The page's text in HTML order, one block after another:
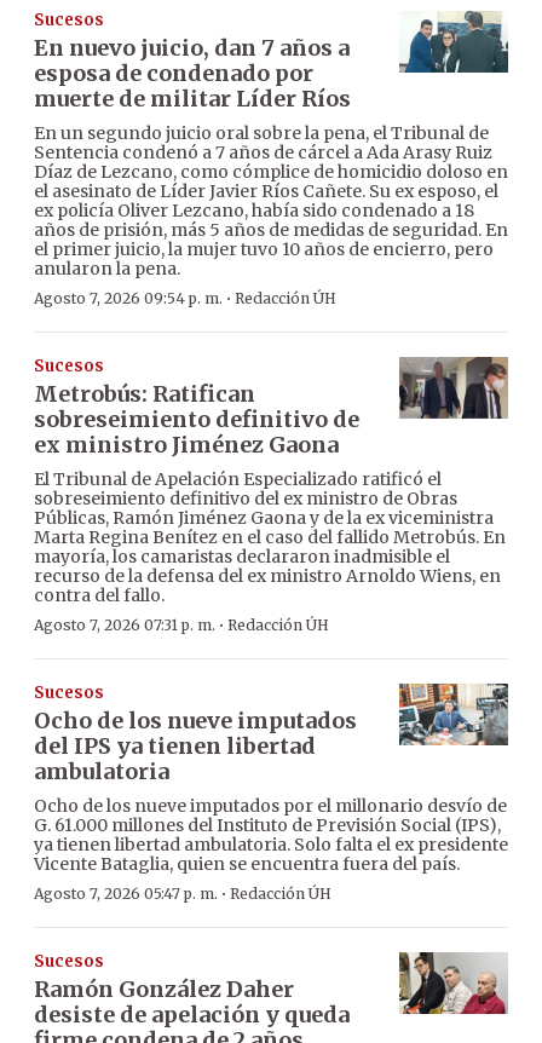
Sucesos
En nuevo juicio, dan 7 años a
esposa de condenado por
muerte de militar Líder Ríos
En un segundo juicio oral sobre la pena, el Tribunal de
Sentencia condenó a 7 años de cárcel a Ada Arasy Ruiz
Díaz de Lezcano, como cómplice de homicidio doloso en
el asesinato de Líder Javier Ríos Cañete. Su ex esposo, el
ex policía Oliver Lezcano, había sido condenado a 18
años de prisión, más 5 años de medidas de seguridad. En
el primer juicio, la mujer tuvo 10 años de encierro, pero
anularon la pena.
Agosto 7, 2026 09:54 p. m. · Redacción ÚH
Sucesos
Metrobús: Ratifican
sobreseimiento definitivo de
ex ministro Jiménez Gaona
El Tribunal de Apelación Especializado ratificó el
sobreseimiento definitivo del ex ministro de Obras
Públicas, Ramón Jiménez Gaona y de la ex viceministra
Marta Regina Benítez en el caso del fallido Metrobús. En
mayoría, los camaristas declararon inadmisible el
recurso de la defensa del ex ministro Arnoldo Wiens, en
contra del fallo.
Agosto 7, 2026 07:31 p. m. · Redacción ÚH
Sucesos
Ocho de los nueve imputados
del IPS ya tienen libertad
ambulatoria
Ocho de los nueve imputados por el millonario desvío de
G. 61.000 millones del Instituto de Previsión Social (IPS),
ya tienen libertad ambulatoria. Solo falta el ex presidente
Vicente Bataglia, quien se encuentra fuera del país.
Agosto 7, 2026 05:47 p. m. · Redacción ÚH
Sucesos
Ramón González Daher
desiste de apelación y queda